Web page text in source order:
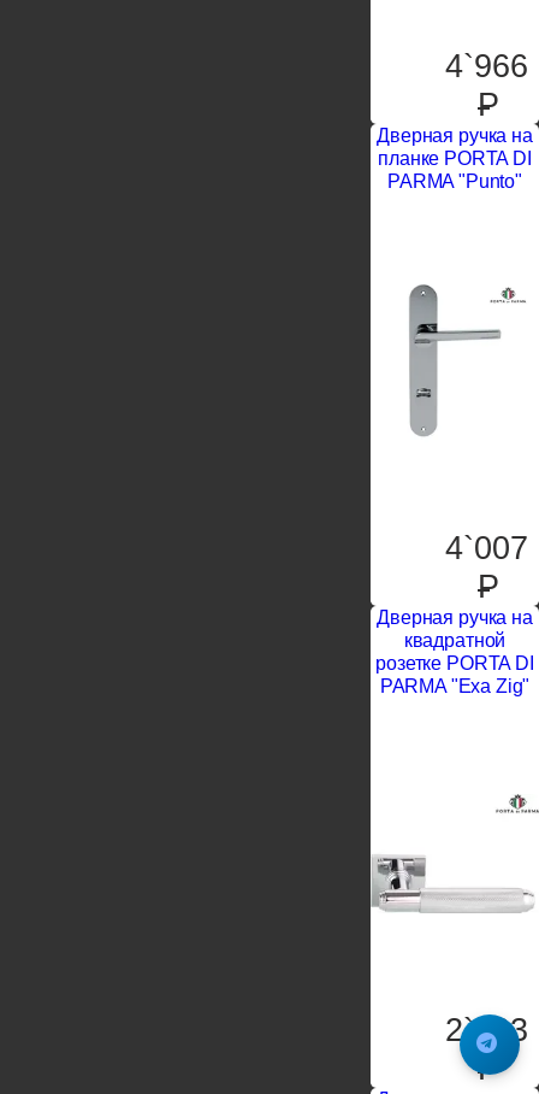
4`966
P
Дверная ручка на
планке PORTA DI
PARMA "Punto"
4`007
P
Дверная ручка на
квадратной
розетке PORTA DI
PARMA "Exa Zig"
2`603
P